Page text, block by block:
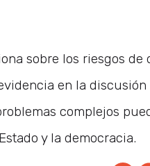
sobre los riesgos
en la
complejos
y la democracia.